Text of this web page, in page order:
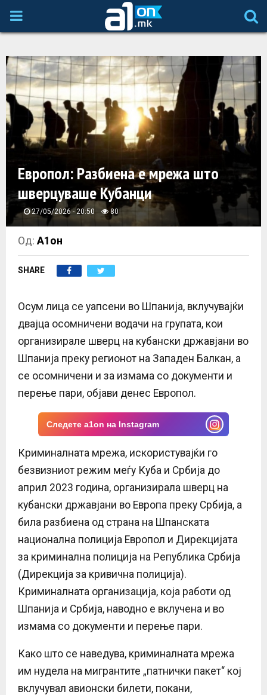
P
I
M
A
R
Y
M
E
N
U
Европол: Разбиена е мрежа што
шверцуваше Кубанци
27/05/2026 - 20:50 80
Од:А1он
SHARE
Осум лица се уапсени во Шпанија, вклучувајќи
двајца осомничени водачи на групата, кои
организирале шверц на кубански државјани во
Шпанија преку регионот на Западен Балкан, а
се осомничени и за измама со документи и
перење пари, објави денес Европол.
Следете a1on на Instagram
Криминалната мрежа, искористувајќи го
безвизниот режим меѓу Куба и Србија до
април 2023 година, организирала шверц на
кубански државјани во Европа преку Србија, а
била разбиена од страна на Шпанската
национална полиција Европол и Дирекцијата
за криминална полиција на Република Србија
(Дирекција за кривична полиција).
Криминалната организација, која работи од
Шпанија и Србија, наводно е вклучена и во
измама со документи и перење пари.
Како што се наведува, криминалната мрежа
им нудела на мигрантите „патнички пакет“ кој
вклучувал авионски билети, покани,